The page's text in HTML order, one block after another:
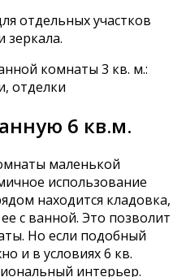
отдельных участков
зеркала.
комнаты 3 кв. м.:
отделки
6 кв.м.
маленькой
использование
находится кладовка,
с ванной. Это позволит
Но если подобный
и в условиях 6 кв.
интерьер.